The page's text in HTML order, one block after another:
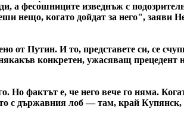
а фесо̀шниците изведнъж с
нещо, когато дойдат за него", заяви
от Путин. И то, представете си, се
конкретен, ужасяващ прецедент
Но фактът е, че него вече го няма.
с държавния лоб — там, край Купянск,